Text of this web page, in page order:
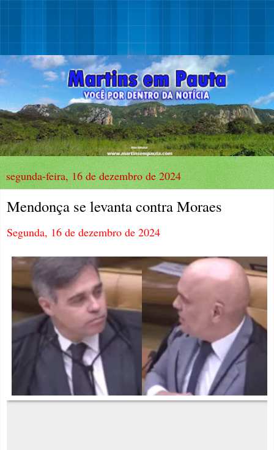
segunda-feira, 16 de dezembro de 2024
Mendonça se levanta contra Moraes
Segunda, 16 de dezembro de 2024